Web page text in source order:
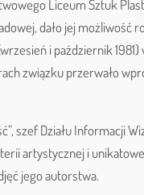
Liceum Sztuk
dało jej
i październik
związku przerwało
szef Działu Informacji
artystycznej i
jego autorstwa.